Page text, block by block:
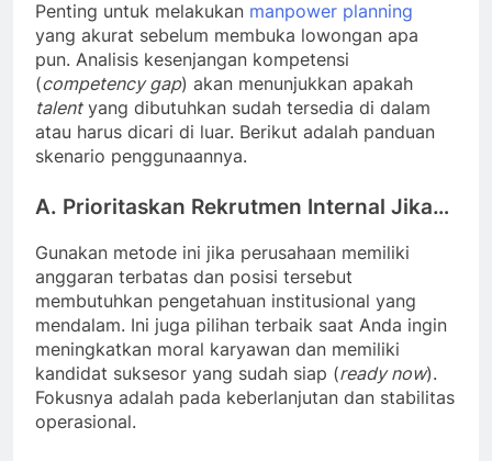
Penting untuk melakukan manpower planning
yang akurat sebelum membuka lowongan apa
pun. Analisis kesenjangan kompetensi
(competency gap) akan menunjukkan apakah
talentyang dibutuhkan sudah tersedia di dalam
atau harus dicari di luar. Berikut adalah panduan
skenario penggunaannya.
A. Prioritaskan Rekrutmen Internal Jika…
Gunakan metode ini jika perusahaan memiliki
anggaran terbatas dan posisi tersebut
membutuhkan pengetahuan institusional yang
mendalam. Ini juga pilihan terbaik saat Anda ingin
meningkatkan moral karyawan dan memiliki
kandidat suksesor yang sudah siap (ready now).
Fokusnya adalah pada keberlanjutan dan stabilitas
operasional.